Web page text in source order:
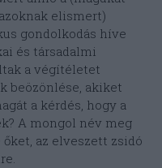
elismert)
gondolkodás híve
és társadalmi
a végítéletet
beözönlése, akiket
a kérdés, hogy a
A mongol név meg
az elveszett zsidó